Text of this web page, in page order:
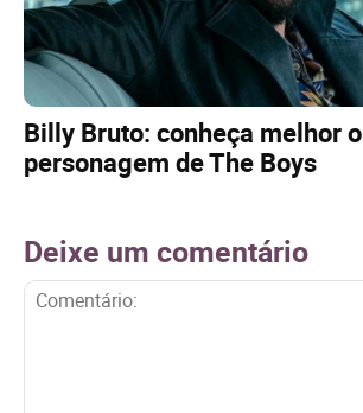
Billy Bruto: conheça melhor o
personagem de The Boys
Deixe um comentário